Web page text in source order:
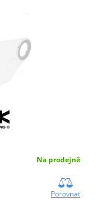
Na prodejně
Porovnat